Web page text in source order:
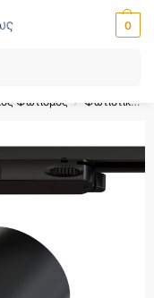
0
‘SPRING’!
Φωτισμός / Φωτιστικά Ράγας